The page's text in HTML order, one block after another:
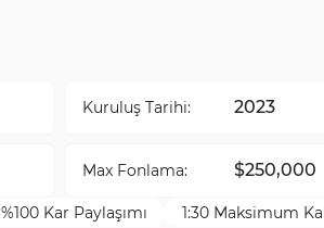
Kuruluş Tarihi: 2023
Max Fonlama: $250,000
%100 Kar Paylaşımı 1:30 Maksimum